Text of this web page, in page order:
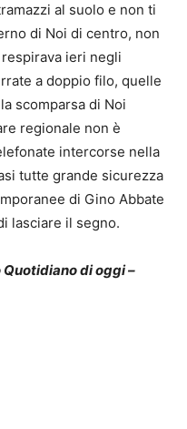
al suolo e non ti
di Noi di centro, non
ieri negli
a doppio filo, quelle
scomparsa di Noi
regionale non è
intercorse nella
tutte grande sicurezza
di Gino Abbate
lasciare il segno.
Quotidiano di oggi –